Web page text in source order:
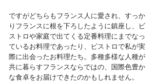
ですがどちらもフランス人に愛され、すっか
りフランスに根を下ろしたように鎮座し、ビ
ストロや家庭で出てくる定番料理にまでなっ
ているお料理であったり、ビストロで私が実
際に出会ったお料理たち。多種多様な人種が
共に暮らすフランスならではの、国際色豊か
な食卓をお届けできたのかもしれません。